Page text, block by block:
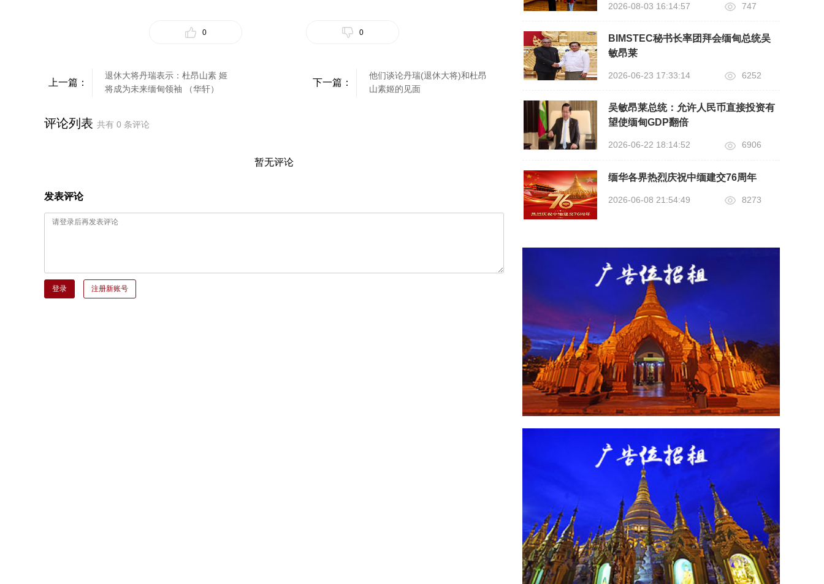
0 0
上一篇：
退休大将丹瑞表示：杜昂山素 姬
将成为未来缅甸领袖 （华轩）
下一篇：
他们谈论丹瑞(退休大将)和杜昂
山素姬的见面
评论列表 共有 0 条评论
暂无评论
发表评论
登录 注册新账号
2026-08-03 16:14:57 747
BIMSTEC秘书长率团拜会缅甸总统吴
敏昂莱
2026-06-23 17:33:14 6252
吴敏昂莱总统：允许人民币直接投资有
望使缅甸GDP翻倍
2026-06-22 18:14:52 6906
缅华各界热烈庆祝中缅建交76周年
2026-06-08 21:54:49 8273